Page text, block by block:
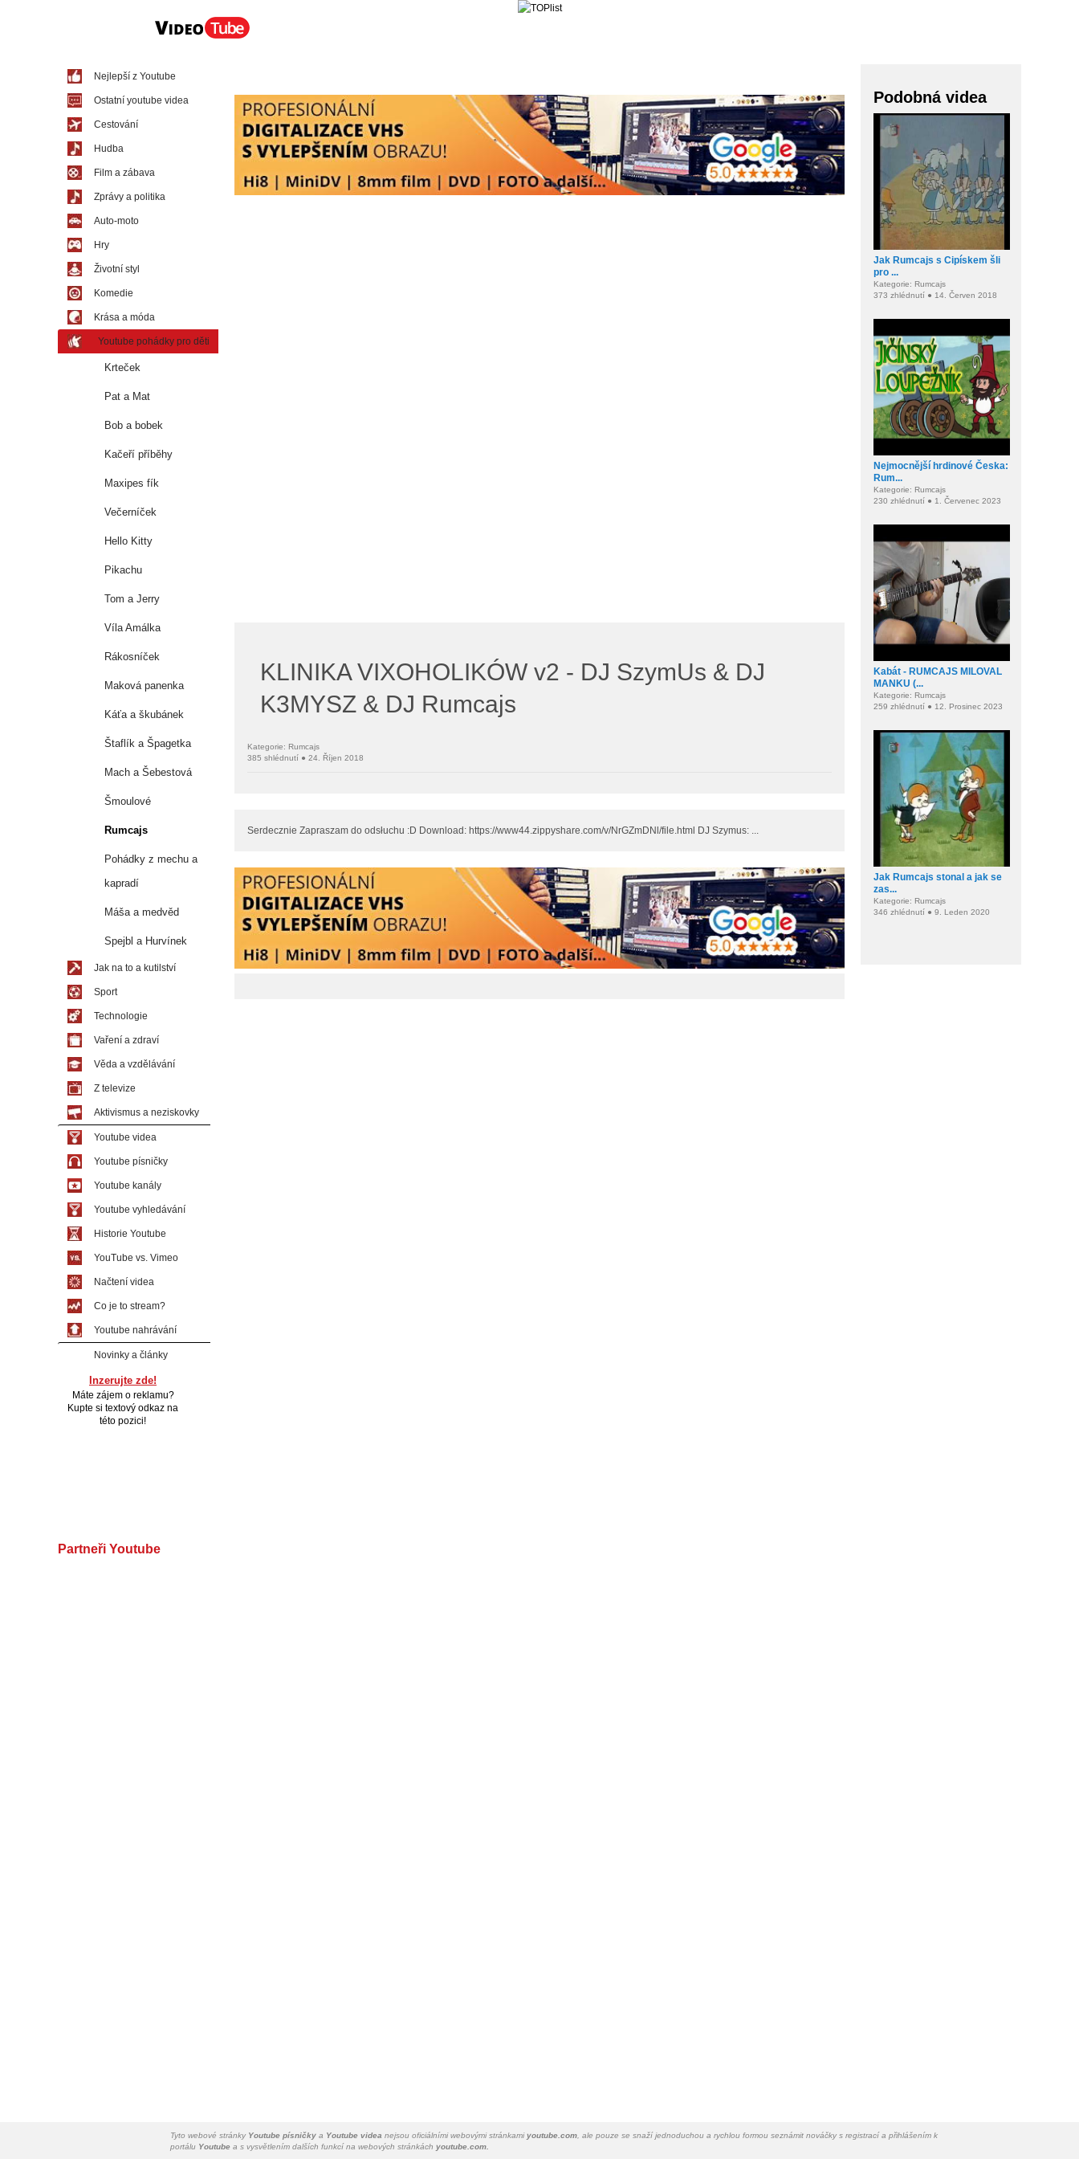
KLINIKA VIXOHOLIKÓW v2 - DJ SzymUs & DJ
K3MYSZ & DJ Rumcajs
Kategorie: Rumcajs
385 shlédnutí ● 24. Říjen 2018
Serdecznie Zapraszam do odsłuchu :D Download: https://www44.zippyshare.com/v/NrGZmDNl/file.html DJ Szymus: ...
Podobná videa
Jak Rumcajs s Cipískem šli
pro ...
Kategorie: Rumcajs
373 zhlédnutí ● 14. Červen 2018
Nejmocnější hrdinové Česka:
Rum...
Kategorie: Rumcajs
230 zhlédnutí ● 1. Červenec 2023
Kabát - RUMCAJS MILOVAL
MANKU (...
Kategorie: Rumcajs
259 zhlédnutí ● 12. Prosinec 2023
Jak Rumcajs stonal a jak se
zas...
Kategorie: Rumcajs
346 zhlédnutí ● 9. Leden 2020
Nejlepší z Youtube
Ostatní youtube videa
Cestování
Hudba
Film a zábava
Zprávy a politika
Auto-moto
Hry
Životní styl
Komedie
Krása a móda
Youtube pohádky pro děti
Krteček
Pat a Mat
Bob a bobek
Kačeří příběhy
Maxipes fík
Večerníček
Hello Kitty
Pikachu
Tom a Jerry
Víla Amálka
Rákosníček
Maková panenka
Káťa a škubánek
Štaflík a Špagetka
Mach a Šebestová
Šmoulové
Rumcajs
Pohádky z mechu a
kapradí
Máša a medvěd
Spejbl a Hurvínek
Jak na to a kutilství
Sport
Technologie
Vaření a zdraví
Věda a vzdělávání
Z televize
Aktivismus a neziskovky
Youtube videa
Youtube písničky
Youtube kanály
Youtube vyhledávání
Historie Youtube
YouTube vs. Vimeo
Načtení videa
Co je to stream?
Youtube nahrávání
Novinky a články
Inzerujte zde!
Máte zájem o reklamu?
Kupte si textový odkaz na
této pozici!
Partneři Youtube
Tyto webové stránky Youtube písničky a Youtube videa nejsou oficiálními webovými stránkamiyoutube.com , ale pouze se snaží jednoduchou a rychlou formou seznámit nováčky s registrací a přihlášením k
portálu Youtube a s vysvětlením dalších funkcí na webových stránkách youtube.com.